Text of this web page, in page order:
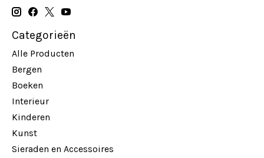
Categorieën
Alle Producten
Bergen
Boeken
Interieur
Kinderen
Kunst
Sieraden en Accessoires